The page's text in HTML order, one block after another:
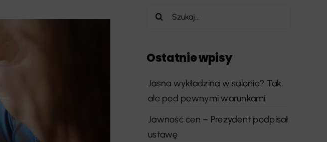
Szukaj
Ostatnie wpisy
Jasna wykładzina w salonie? Tak,
ale pod pewnymi warunkami
Jawność cen – Prezydent podpisał
ustawę